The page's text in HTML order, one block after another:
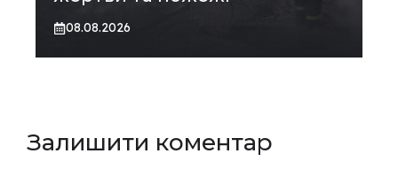
08.08.2026
Залишити коментар